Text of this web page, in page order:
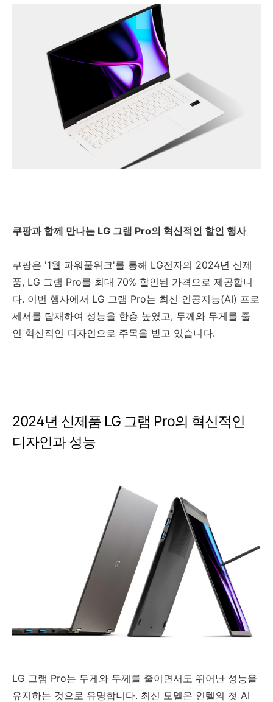
쿠팡과 함께 만나는 LG 그램 Pro의 혁신적인 할인 행사
쿠팡은 '1월 파워풀위크'를 통해 LG전자의 2024년 신제
품, LG 그램 Pro를 최대 70% 할인된 가격으로 제공합니
다. 이번 행사에서 LG 그램 Pro는 최신 인공지능(AI) 프로
세서를 탑재하여 성능을 한층 높였고, 두께와 무게를 줄
인 혁신적인 디자인으로 주목을 받고 있습니다.
2024년 신제품 LG 그램 Pro의 혁신적인
디자인과 성능
LG 그램 Pro는 무게와 두께를 줄이면서도 뛰어난 성능을
유지하는 것으로 유명합니다. 최신 모델은 인텔의 첫 AI